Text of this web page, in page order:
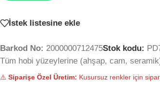
İstek listesine ekle
Barkod No: 2000000712475Stok kodu:
Tüm hobi yüzeylerine (ahşap, cam,
⚠️ Siparişe Özel Üretim: Kusursuz renkler için